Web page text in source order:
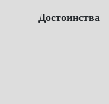
Достоинства